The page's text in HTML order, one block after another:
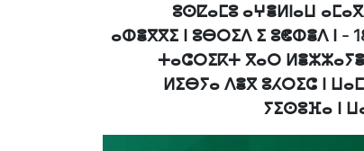
ⵓⵙⵇⴰⵎⵓ ⴰⵖⴻⵍⵏⴰⵡ
-
ⴰⵀⴻⴳⴳⵉ ⵏ ⵓⴱⵔⵉⴷ ⵉ ⵓⵞⵀⴻⴷ ⵏ
ⵜⴰⵛⵔⵉⴽⵜ ⴳⴰⵔ
ⵍⵉⴱⵢⴰ ⴷⴻⴳ ⵓⵃⵔⵉⵛ ⵏ
ⵢⵉⵙⵓⴼⴰ ⵏ